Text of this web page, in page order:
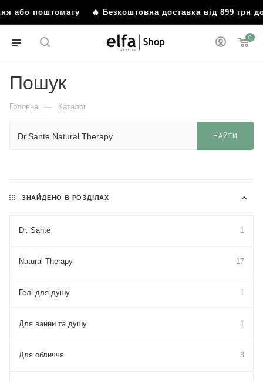
або поштомату 🔥 Безкоштовна доставка від 899 грн
0
Пошук
Головна — Каталог
НАЙТИ
ЗНАЙДЕНО В РОЗДІЛАХ
Dr. Santé 1
Natural Therapy 17
Гелі для душу 1
Для ванни та душу 1
Для обличчя 3